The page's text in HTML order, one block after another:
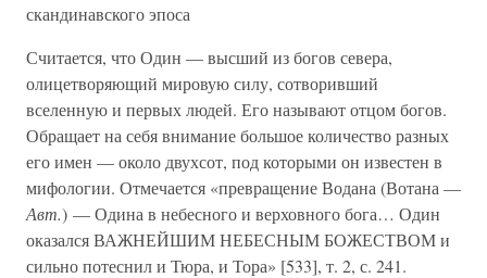
скандинавского эпоса
Считается, что Один — высший из богов севера,
олицетворяющий мировую силу, сотворивший
вселенную и первых людей. Его называют отцом богов.
Обращает на себя внимание большое количество разных
его имен — около двухсот, под которыми он известен в
мифологии. Отмечается «превращение Водана (Вотана —
Авт.) — Одина в небесного и верховного бога… Один
оказался ВАЖНЕЙШИМ НЕБЕСНЫМ БОЖЕСТВОМ и
сильно потеснил и Тюра, и Тора» [533], т. 2, с. 241.